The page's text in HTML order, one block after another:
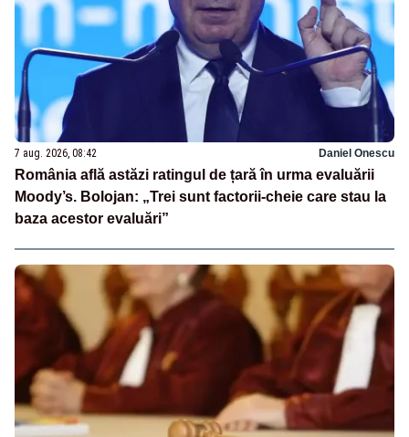
7 aug. 2026, 08:42 Daniel Onescu
România află astăzi ratingul de țară în urma evaluării
Moody’s. Bolojan: „Trei sunt factorii-cheie care stau la
baza acestor evaluări”